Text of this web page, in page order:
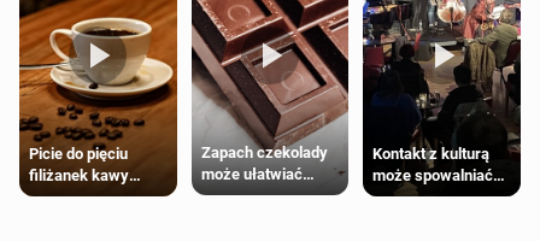
Picie do pięciu
filiżanek kawy
dziennie jest
Zapach czekolady
może ułatwiać
trening siłowy
Kontakt z kulturą
może spowalniać
starzenie